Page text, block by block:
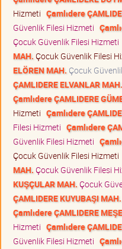
Hizmeti Çamlıdere
Güvenlik Filesi Hizmeti
Çocuk Güvenlik Filesi Hizmeti
MAH. Çocuk Güvenlik Filesi
ELÖREN MAH. Çocuk
ÇAMLIDERE ELVANLAR MAH.
Çamlıdere ÇAMLIDERE
Hizmeti Çamlıdere
Filesi Hizmeti Çamlıdere
Güvenlik Filesi Hizmeti
Çocuk Güvenlik Filesi Hizmeti
MAH. Çocuk Güvenlik Filesi
KUŞÇULAR MAH. Çocuk
ÇAMLIDERE KUYUBAŞI MAH.
Çamlıdere ÇAMLIDERE
Hizmeti Çamlıdere
Güvenlik Filesi Hizmeti